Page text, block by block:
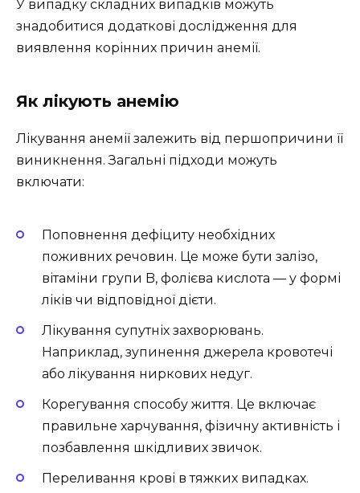
У випадку складних випадків можуть
знадобитися додаткові дослідження для
виявлення корінних причин анемії.
Як лікують анемію
Лікування анемії залежить від першопричини її
виникнення. Загальні підходи можуть
включати:
Поповнення дефіциту необхідних
поживних речовин. Це може бути залізо,
вітаміни групи B, фолієва кислота — у формі
ліків чи відповідної дієти.
Лікування супутніх захворювань.
Наприклад, зупинення джерела кровотечі
або лікування ниркових недуг.
Корегування способу життя. Це включає
правильне харчування, фізичну активність і
позбавлення шкідливих звичок.
Переливання крові в тяжких випадках.